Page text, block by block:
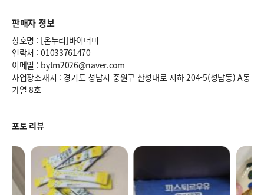
판매자 정보
상호명 : [온누리]바이더미
연락처 : 01033761470
이메일 : bytm2026@naver.com
사업장소재지 : 경기도 성남시 중원구 산성대로 지하 204-5(성남동) A동
가열 8호
포토 리뷰